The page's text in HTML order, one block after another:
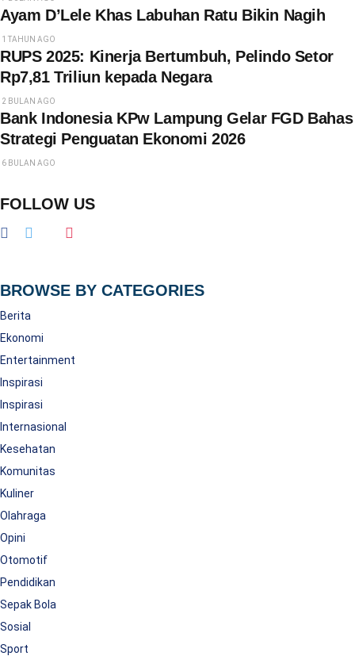
Ayam D’Lele Khas Labuhan Ratu Bikin Nagih
1 TAHUN AGO
RUPS 2025: Kinerja Bertumbuh, Pelindo Setor
Rp7,81 Triliun kepada Negara
2 BULAN AGO
Bank Indonesia KPw Lampung Gelar FGD Bahas
Strategi Penguatan Ekonomi 2026
6 BULAN AGO
FOLLOW US
BROWSE BY CATEGORIES
Berita
Ekonomi
Entertainment
Inspirasi
Inspirasi
Internasional
Kesehatan
Komunitas
Kuliner
Olahraga
Opini
Otomotif
Pendidikan
Sepak Bola
Sosial
Sport